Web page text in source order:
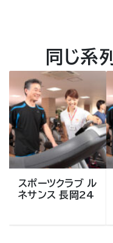
同じ系
スポーツクラブ ル
ネサンス 長岡24